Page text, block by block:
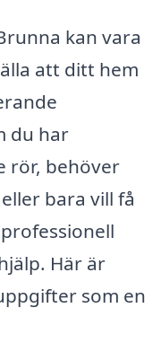
kan vara
att ditt hem
du har
rör, behöver
bara vill få
Här är
som en